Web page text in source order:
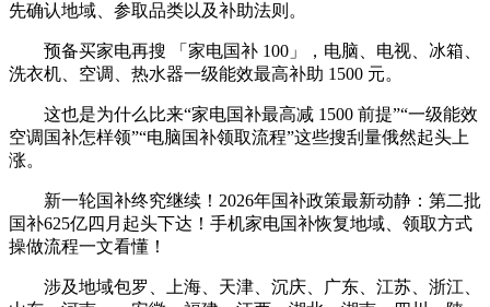
先确认地域、参取品类以及补助法则。
预备买家电再搜 「家电国补 100」，电脑、电视、冰箱、
洗衣机、空调、热水器一级能效最高补助 1500 元。
这也是为什么比来“家电国补最高减 1500 前提”“一级能效
空调国补怎样领”“电脑国补领取流程”这些搜刮量俄然起头上
涨。
新一轮国补终究继续！2026年国补政策最新动静：第二批
国补625亿四月起头下达！手机家电国补恢复地域、领取方式
操做流程一文看懂！
涉及地域包罗、上海、天津、沉庆、广东、江苏、浙江、